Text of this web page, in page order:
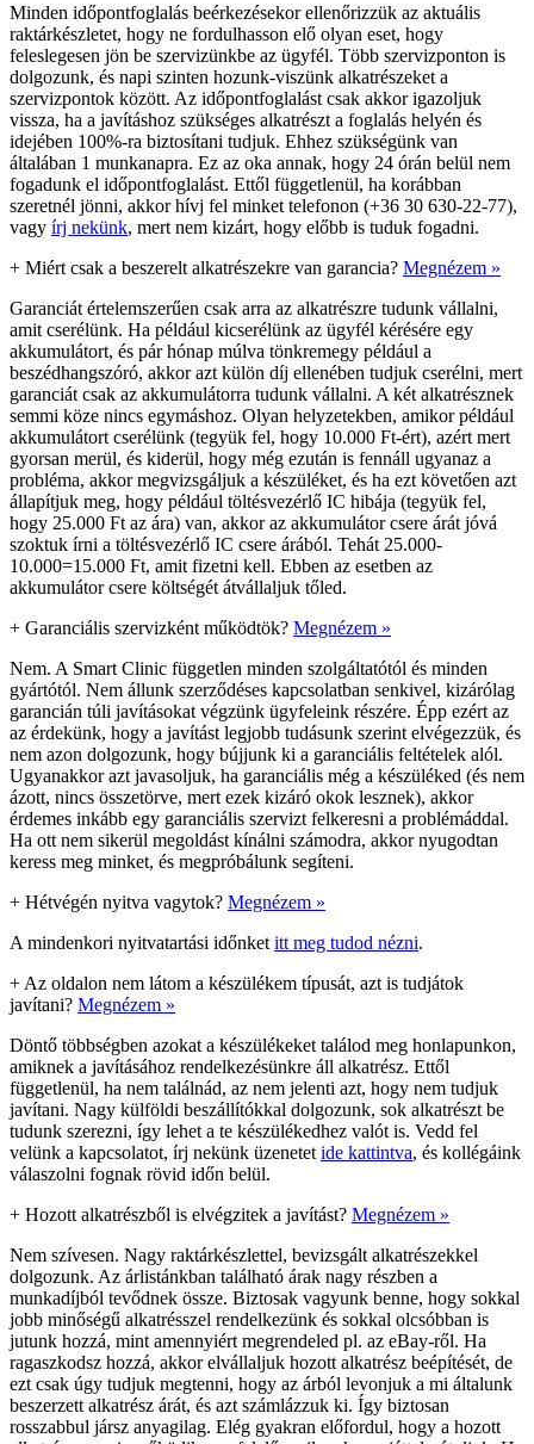
Minden időpontfoglalás beérkezésekor ellenőrizzük az aktuális
raktárkészletet, hogy ne fordulhasson elő olyan eset, hogy
feleslegesen jön be szervizünkbe az ügyfél. Több szervizponton is
dolgozunk, és napi szinten hozunk-viszünk alkatrészeket a
szervizpontok között. Az időpontfoglalást csak akkor igazoljuk
vissza, ha a javításhoz szükséges alkatrészt a foglalás helyén és
idejében 100%-ra biztosítani tudjuk. Ehhez szükségünk van
általában 1 munkanapra. Ez az oka annak, hogy 24 órán belül nem
fogadunk el időpontfoglalást. Ettől függetlenül, ha korábban
szeretnél jönni, akkor hívj fel minket telefonon (+36 30 630-22-77),
vagy írj nekünk, mert nem kizárt, hogy előbb is tuduk fogadni.
+ Miért csak a beszerelt alkatrészekre van garancia? Megnézem »
Garanciát értelemszerűen csak arra az alkatrészre tudunk vállalni,
amit cserélünk. Ha például kicserélünk az ügyfél kérésére egy
akkumulátort, és pár hónap múlva tönkremegy például a
beszédhangszóró, akkor azt külön díj ellenében tudjuk cserélni, mert
garanciát csak az akkumulátorra tudunk vállalni. A két alkatrésznek
semmi köze nincs egymáshoz. Olyan helyzetekben, amikor például
akkumulátort cserélünk (tegyük fel, hogy 10.000 Ft-ért), azért mert
gyorsan merül, és kiderül, hogy még ezután is fennáll ugyanaz a
probléma, akkor megvizsgáljuk a készüléket, és ha ezt követően azt
állapítjuk meg, hogy például töltésvezérlő IC hibája (tegyük fel,
hogy 25.000 Ft az ára) van, akkor az akkumulátor csere árát jóvá
szoktuk írni a töltésvezérlő IC csere árából. Tehát 25.000-
10.000=15.000 Ft, amit fizetni kell. Ebben az esetben az
akkumulátor csere költségét átvállaljuk tőled.
+ Garanciális szervizként működtök? Megnézem »
Nem. A Smart Clinic független minden szolgáltatótól és minden
gyártótól. Nem állunk szerződéses kapcsolatban senkivel, kizárólag
garancián túli javításokat végzünk ügyfeleink részére. Épp ezért az
az érdekünk, hogy a javítást legjobb tudásunk szerint elvégezzük, és
nem azon dolgozunk, hogy bújjunk ki a garanciális feltételek alól.
Ugyanakkor azt javasoljuk, ha garanciális még a készüléked (és nem
ázott, nincs összetörve, mert ezek kizáró okok lesznek), akkor
érdemes inkább egy garanciális szervizt felkeresni a problémáddal.
Ha ott nem sikerül megoldást kínálni számodra, akkor nyugodtan
keress meg minket, és megpróbálunk segíteni.
+ Hétvégén nyitva vagytok? Megnézem »
A mindenkori nyitvatartási időnket itt meg tudod nézni.
+ Az oldalon nem látom a készülékem típusát, azt is tudjátok
javítani? Megnézem »
Döntő többségben azokat a készülékeket találod meg honlapunkon,
amiknek a javításához rendelkezésünkre áll alkatrész. Ettől
függetlenül, ha nem találnád, az nem jelenti azt, hogy nem tudjuk
javítani. Nagy külföldi beszállítókkal dolgozunk, sok alkatrészt be
tudunk szerezni, így lehet a te készülékedhez valót is. Vedd fel
velünk a kapcsolatot, írj nekünk üzenetet ide kattintva, és kollégáink
válaszolni fognak rövid időn belül.
+ Hozott alkatrészből is elvégzitek a javítást? Megnézem »
Nem szívesen. Nagy raktárkészlettel, bevizsgált alkatrészekkel
dolgozunk. Az árlistánkban található árak nagy részben a
munkadíjból tevődnek össze. Biztosak vagyunk benne, hogy sokkal
jobb minőségű alkatrésszel rendelkezünk és sokkal olcsóbban is
jutunk hozzá, mint amennyiért megrendeled pl. az eBay-ről. Ha
ragaszkodsz hozzá, akkor elvállaljuk hozott alkatrész beépítését, de
ezt csak úgy tudjuk megtenni, hogy az árból levonjuk a mi általunk
beszerzett alkatrész árát, és azt számlázzuk ki. Így biztosan
rosszabbul jársz anyagilag. Elég gyakran előfordul, hogy a hozott